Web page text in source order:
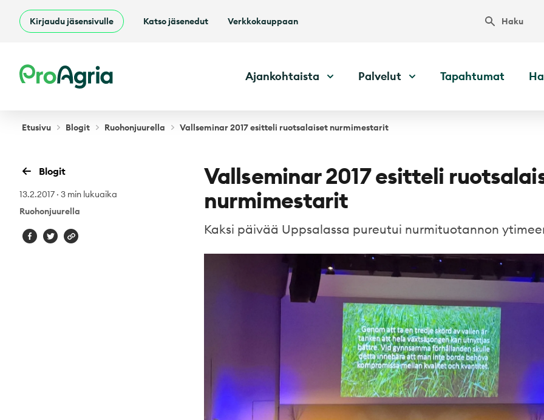
Kirjaudu jäsensivulle Katso jäsenedut Verkkokauppaan Haku
ProAgria Ajankohtaista Palvelut Tapahtumat
Etusivu Blogit Ruohonjuurella Vallseminar 2017 esitteli ruotsalaiset nurmimestarit
Blogit
13.2.2017 · 3 min lukuaika
Ruohonjuurella
Vallseminar 2017 esitteli
nurmimestarit
Kaksi päivää Uppsalassa pureutui nurmituotannon